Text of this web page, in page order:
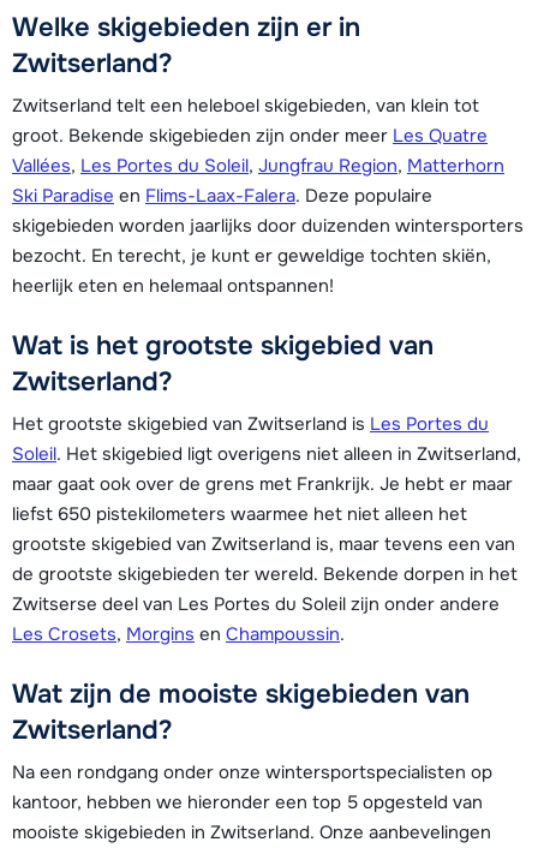
Welke skigebieden zijn er in
Zwitserland?
Zwitserland telt een heleboel skigebieden, van klein tot
groot. Bekende skigebieden zijn onder meer Les Quatre
Vallées, Les Portes du Soleil, Jungfrau Region, Matterhorn
Ski Paradise en Flims-Laax-Falera. Deze populaire
skigebieden worden jaarlijks door duizenden wintersporters
bezocht. En terecht, je kunt er geweldige tochten skiën,
heerlijk eten en helemaal ontspannen!
Wat is het grootste skigebied van
Zwitserland?
Het grootste skigebied van Zwitserland is Les Portes du
Soleil. Het skigebied ligt overigens niet alleen in Zwitserland,
maar gaat ook over de grens met Frankrijk. Je hebt er maar
liefst 650 pistekilometers waarmee het niet alleen het
grootste skigebied van Zwitserland is, maar tevens een van
de grootste skigebieden ter wereld. Bekende dorpen in het
Zwitserse deel van Les Portes du Soleil zijn onder andere
Les Crosets, Morgins en Champoussin.
Wat zijn de mooiste skigebieden van
Zwitserland?
Na een rondgang onder onze wintersportspecialisten op
kantoor, hebben we hieronder een top 5 opgesteld van
mooiste skigebieden in Zwitserland. Onze aanbevelingen